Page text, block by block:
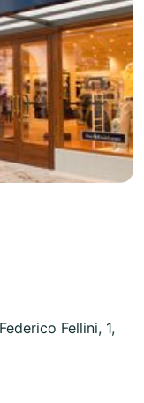
Fellini, 1,